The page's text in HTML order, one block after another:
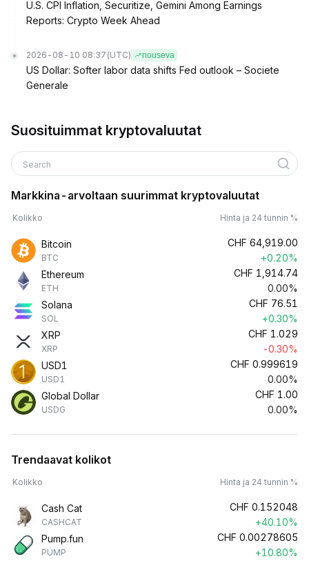
U.S. CPI Inflation, Securitize, Gemini Among Earnings
Reports: Crypto Week Ahead
2026-08-10 08:37 (UTC) nouseva
US Dollar: Softer labor data shifts Fed outlook – Societe
Generale
Suosituimmat kryptovaluutat
Search
Markkina-arvoltaan suurimmat kryptovaluutat
Kolikko Hinta ja 24 tunnin %
Bitcoin
BTC
CHF 64,919.00
+0.20%
Ethereum
ETH
CHF 1,914.74
0.00%
Solana
SOL
CHF 76.51
+0.30%
XRP
XRP
CHF 1.029
-0.30%
USD1
USD1
CHF 0.999619
0.00%
Global Dollar
USDG
CHF 1.00
0.00%
Trendaavat kolikot
Kolikko Hinta ja 24 tunnin %
Cash Cat
CASHCAT
CHF 0.152048
+40.10%
Pump.fun
PUMP
CHF 0.00278605
+10.80%